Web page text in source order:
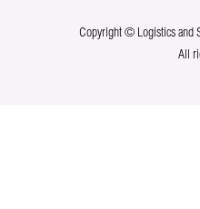
Copyright © Logistics and
All